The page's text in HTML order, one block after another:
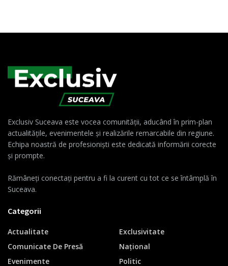
Exclusiv Suceava este vocea comunității, aducând în prim-plan
actualitățile, evenimentele și realizările remarcabile din regiune.
Echipa noastră de profesioniști este dedicată informării corecte
și prompte.
Rămâneți conectați pentru a fi la curent cu tot ce se întâmplă în
Suceava.
Categorii
Actualitate
Comunicate De Presă
Evenimente
Exclusivitate
Național
Politic